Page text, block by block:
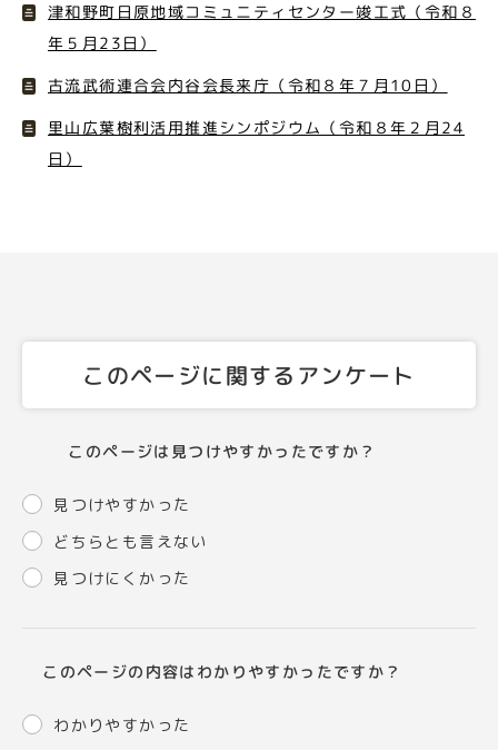
津和野町日原地域コミュニティセンター竣工式（令和８
年５月23日）
古流武術連合会内谷会長来庁（令和８年７月10日）
里山広葉樹利活用推進シンポジウム（令和８年２月24
日）
このページに関するアンケート
このページは見つけやすかったですか？
見つけやすかった
どちらとも言えない
見つけにくかった
このページの内容はわかりやすかったですか？
わかりやすかった